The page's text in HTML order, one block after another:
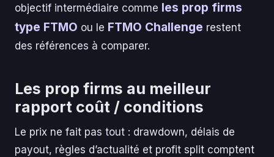
objectif intermédiaire comme les prop firms
type FTMO ou le FTMO Challenge restent
des références à comparer.
Les prop firms au meilleur
rapport coût / conditions
Le prix ne fait pas tout : drawdown, délais de
payout, règles d’actualité et profit split comptent